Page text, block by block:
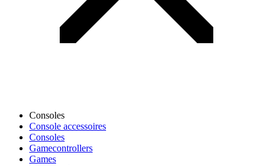
Consoles
Console accessoires
Consoles
Gamecontrollers
Games